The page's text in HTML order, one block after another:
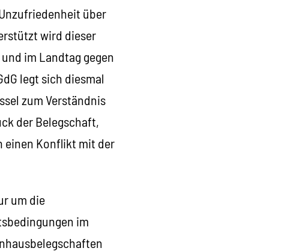
über
wird dieser
im Landtag gegen
legt sich diesmal
zum Verständnis
der Belegschaft,
einen Konflikt mit der
um die
im